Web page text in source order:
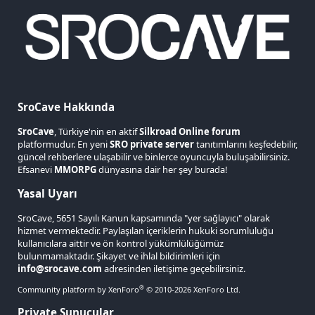
SroCave Hakkında
SroCave, Türkiye'nin en aktifSilkroad Online forum
platformudur. En yeniSRO private servertanıtımlarını keşfedebilir,
güncel rehberlere ulaşabilir ve binlerce oyuncuyla buluşabilirsiniz.
Efsanevi MMORPGdünyasına dair her şey burada!
Yasal Uyarı
SroCave, 5651 Sayılı Kanun kapsamında "yer sağlayıcı" olarak
hizmet vermektedir. Paylaşılan içeriklerin hukuki sorumluluğu
kullanıcılara aittir ve ön kontrol yükümlülüğümüz
bulunmamaktadır. Şikayet ve ihlal bildirimleri için
info@srocave.com adresinden iletişime geçebilirsiniz.
Community platform by XenForo® © 2010-2026 XenForo Ltd.